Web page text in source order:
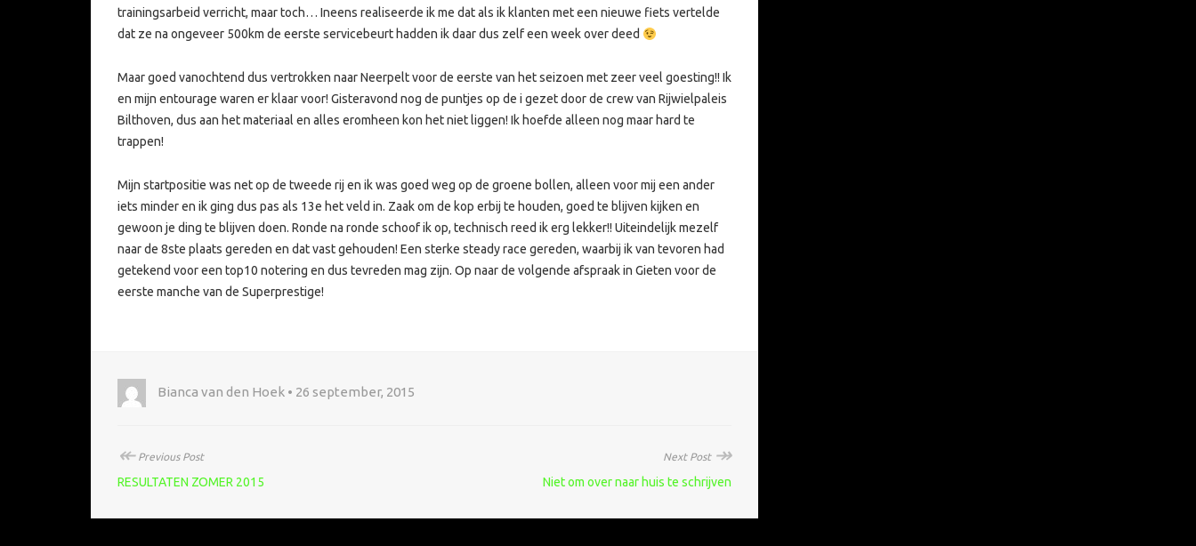
trainingsarbeid verricht, maar toch… Ineens realiseerde ik me dat als ik klanten met een nieuwe fiets vertelde
dat ze na ongeveer 500km de eerste servicebeurt hadden ik daar dus zelf een week over deed
Maar goed vanochtend dus vertrokken naar Neerpelt voor de eerste van het seizoen met zeer veel goesting!! Ik
en mijn entourage waren er klaar voor! Gisteravond nog de puntjes op de i gezet door de crew van Rijwielpaleis
Bilthoven, dus aan het materiaal en alles eromheen kon het niet liggen! Ik hoefde alleen nog maar hard te
trappen!
Mijn startpositie was net op de tweede rij en ik was goed weg op de groene bollen, alleen voor mij een ander
iets minder en ik ging dus pas als 13e het veld in. Zaak om de kop erbij te houden, goed te blijven kijken en
gewoon je ding te blijven doen. Ronde na ronde schoof ik op, technisch reed ik erg lekker!! Uiteindelijk mezelf
naar de 8ste plaats gereden en dat vast gehouden! Een sterke steady race gereden, waarbij ik van tevoren had
getekend voor een top10 notering en dus tevreden mag zijn. Op naar de volgende afspraak in Gieten voor de
eerste manche van de Superprestige!
Bianca van den Hoek • 26 september, 2015
↞Previous Post
RESULTATEN ZOMER 2015
Next Post ↠
Niet om over naar huis te schrijven